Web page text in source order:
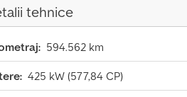
tehnice
594.562 km
425 kW (577,84 CP)